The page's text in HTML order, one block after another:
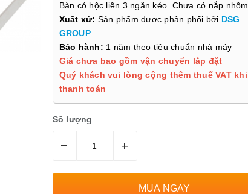
Bàn có hộc liền 3 ngăn kéo. Chưa có nắp nhôm
Xuất xứ: Sản phẩm được phân phối bởi DSG
GROUP
Bảo hành: 1 năm theo tiêu chuẩn nhà máy
Giá chưa bao gồm vận chuyển lắp đặt
Quý khách vui lòng cộng thêm thuế VAT khi
thanh toán
Số lượng
– +
MUA NGAY